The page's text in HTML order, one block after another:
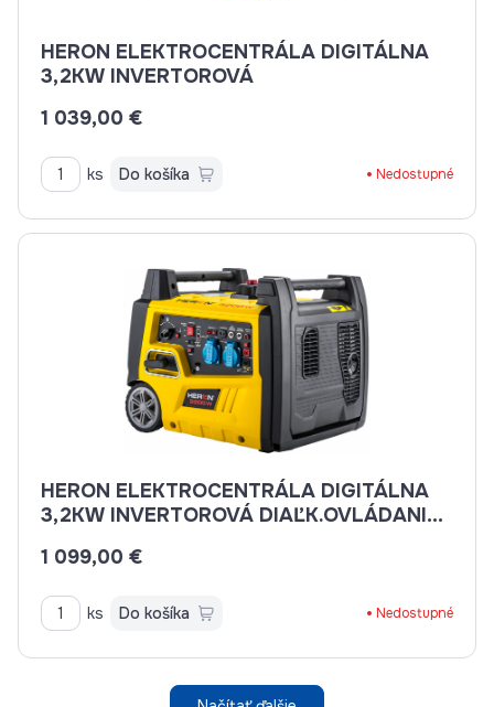
HERON ELEKTROCENTRÁLA DIGITÁLNA
3,2KW INVERTOROVÁ
1 039,00 €
ks Do košíka Nedostupné
HERON ELEKTROCENTRÁLA DIGITÁLNA
3,2KW INVERTOROVÁ DIAĽK.OVLÁDANIE
1 099,00 €
ks Do košíka Nedostupné